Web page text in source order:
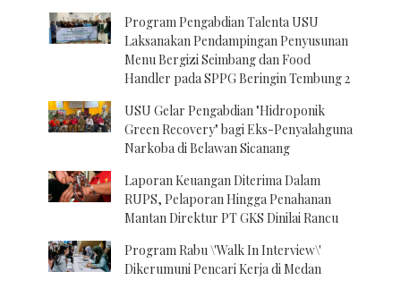
Program Pengabdian Talenta USU
Laksanakan Pendampingan Penyusunan
Menu Bergizi Seimbang dan Food
Handler pada SPPG Beringin Tembung 2
USU Gelar Pengabdian "Hidroponik
Green Recovery" bagi Eks-Penyalahguna
Narkoba di Belawan Sicanang
Laporan Keuangan Diterima Dalam
RUPS, Pelaporan Hingga Penahanan
Mantan Direktur PT GKS Dinilai Rancu
Program Rabu \'Walk In Interview\'
Dikerumuni Pencari Kerja di Medan